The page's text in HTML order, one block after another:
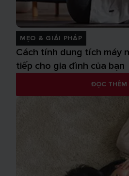
MẸO & GIẢI PHÁP
Cách tính dung tích máy
tiếp cho gia đình của bạn
ĐỌC THÊM